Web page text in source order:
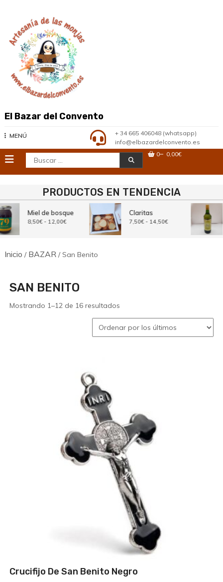
contenido
El Bazar del Convento
MENÚ
+ 34 665 406048 (whatsapp)
info@elbazardelconvento.es
Buscar: 0 0,00€
PRODUCTOS EN TENDENCIA
Miel de bosque
8,50€ - 12,00€Rango
8,50€
Claritas
7,50€ - 14,50€Rango
Inicio / BAZAR/ San Benito
SAN BENITO
Mostrando 1–12 de 16 resultadosOrdenado
los
últimos
Crucifijo De San Benito Negro